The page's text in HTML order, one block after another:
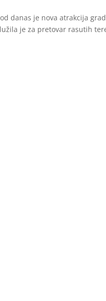
danas je nova atrakcija
je za pretovar rasutih